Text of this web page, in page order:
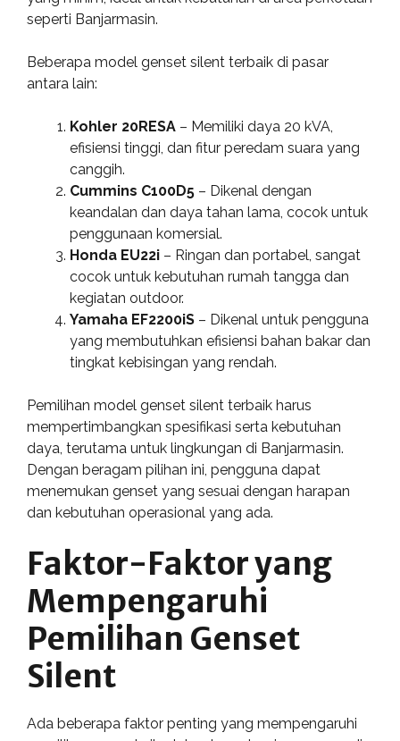
seperti Banjarmasin.
Beberapa model genset silent terbaik di pasar
antara lain:
Kohler 20RESA – Memiliki daya 20 kVA,
efisiensi tinggi, dan fitur peredam suara yang
canggih.
Cummins C100D5 – Dikenal dengan
keandalan dan daya tahan lama, cocok untuk
penggunaan komersial.
Honda EU22i – Ringan dan portabel, sangat
cocok untuk kebutuhan rumah tangga dan
kegiatan outdoor.
Yamaha EF2200iS – Dikenal untuk pengguna
yang membutuhkan efisiensi bahan bakar dan
tingkat kebisingan yang rendah.
Pemilihan model genset silent terbaik harus
mempertimbangkan spesifikasi serta kebutuhan
daya, terutama untuk lingkungan di Banjarmasin.
Dengan beragam pilihan ini, pengguna dapat
menemukan genset yang sesuai dengan harapan
dan kebutuhan operasional yang ada.
Faktor-Faktor yang
Mempengaruhi
Pemilihan Genset
Silent
Ada beberapa faktor penting yang mempengaruhi